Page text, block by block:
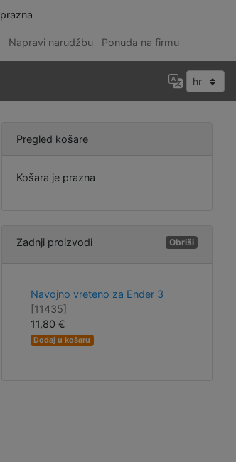
Napravi narudžbu Ponuda na firmu
Pregled košare
Košara je prazna
Zadnji proizvodi Obriši
Navojno vreteno za Ender 3
[11435]
11,80 €
Dodaj u košaru